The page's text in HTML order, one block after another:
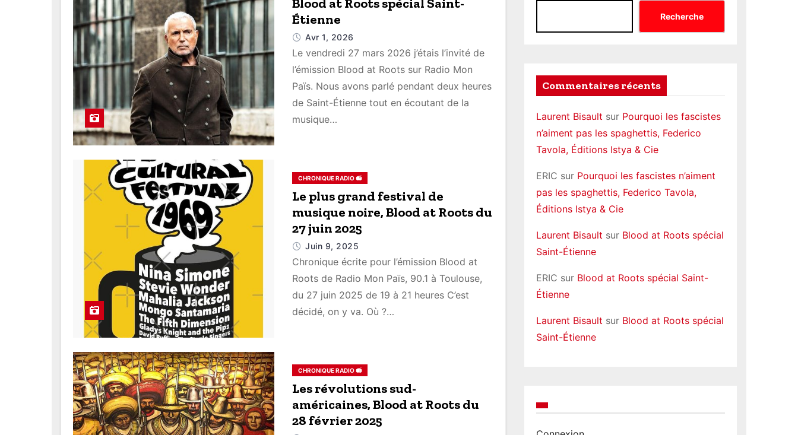
Blood at Roots spécial Saint-
Étienne
Avr 1, 2026
Le vendredi 27 mars 2026 j’étais l’invité de
l’émission Blood at Roots sur Radio Mon
Païs. Nous avons parlé pendant deux heures
de Saint-Étienne tout en écoutant de la
musique…
CHRONIQUE RADIO 📻
Le plus grand festival de
musique noire, Blood at Roots du
27 juin 2025
Juin 9, 2025
Chronique écrite pour l’émission Blood at
Roots de Radio Mon Païs, 90.1 à Toulouse,
du 27 juin 2025 de 19 à 21 heures C’est
décidé, on y va. Où ?…
CHRONIQUE RADIO 📻
Les révolutions sud-
américaines, Blood at Roots du
28 février 2025
Recherche
Commentaires récents
Laurent Bisault sur Pourquoi les fascistes
n’aiment pas les spaghettis, Federico
Tavola, Éditions Istya & Cie
ERIC sur Pourquoi les fascistes n’aiment
pas les spaghettis, Federico Tavola,
Éditions Istya & Cie
Laurent Bisault sur Blood at Roots spécial
Saint-Étienne
ERIC sur Blood at Roots spécial Saint-
Étienne
Laurent Bisault sur Blood at Roots spécial
Saint-Étienne